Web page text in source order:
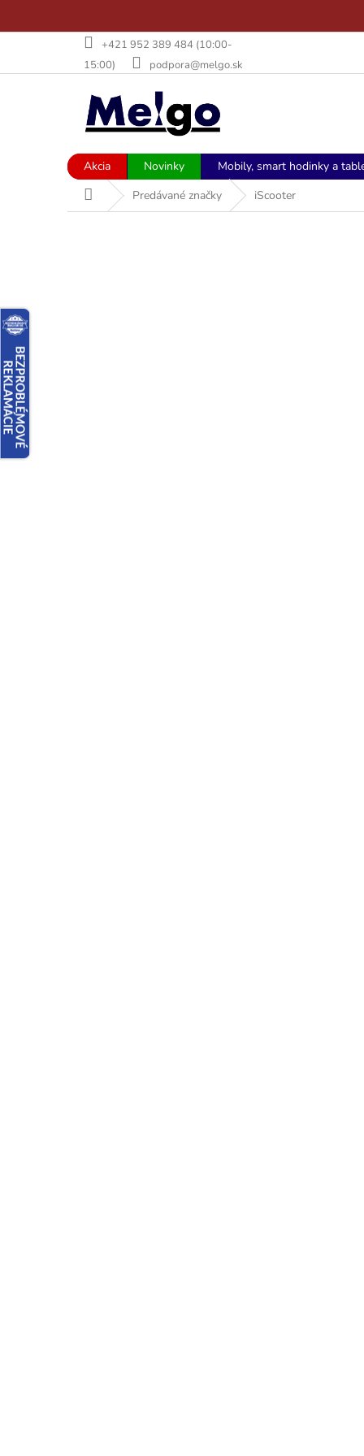
obsah
+421 952 389 484 (10:00-
15:00)
podpora@melgo.sk
Akcia Novinky Mobily, smart hodinky a
DomovPredávané značky iScooter